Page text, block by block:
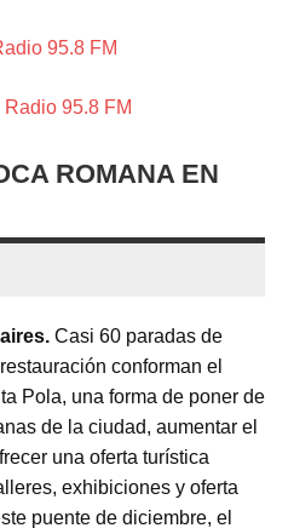
Baja y Radio en el Medio
Vinalopó
ROMANA EN
Casi 60 paradas de
conforman el
Pola, una forma de poner de
de la ciudad, aumentar el
una oferta turística
exhibiciones y oferta
puente de diciembre, el